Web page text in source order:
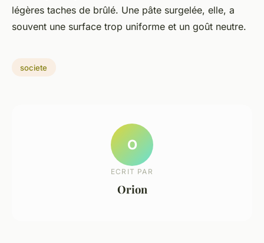
légères taches de brûlé. Une pâte surgelée, elle, a
souvent une surface trop uniforme et un goût neutre.
societe
O
ECRIT PAR
Orion